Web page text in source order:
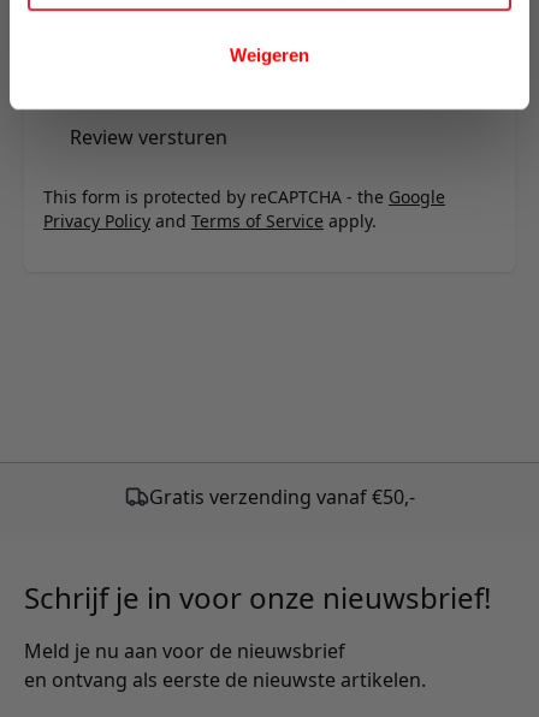
Weigeren
Review
Review versturen
This form is protected by reCAPTCHA - the Google
Privacy Policy and Terms of Service apply.
Gratis verzending vanaf €50,-
Schrijf je in voor onze nieuwsbrief!
Meld je nu aan voor de nieuwsbrief
en ontvang als eerste de nieuwste artikelen.